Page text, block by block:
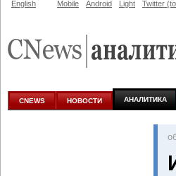
аналитике
English Mobile Android Light Twitter
CNEWS НОВОСТИ АНАЛИТИКА